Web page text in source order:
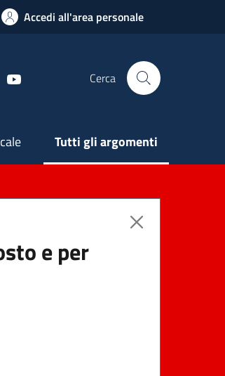
Accedi all'area personale
Cerca
Tutti gli argomenti
e per